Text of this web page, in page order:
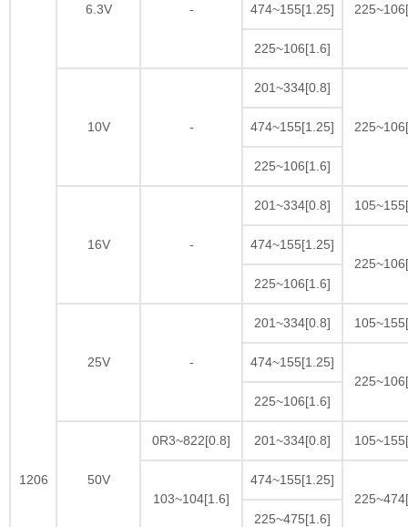
1206
6.3V - 474~155[1.25]
225~106[1.6]
10V -
201~334[0.8]
474~155[1.25]
225~106[1.6]
16V -
201~334[0.8]
474~155[1.25]
225~106[1.6]
25V -
201~334[0.8]
474~155[1.25]
225~106[1.6]
50V
0R3~822[0.8] 201~334[0.8]
103~104[1.6]
474~155[1.25]
225~475[1.6]